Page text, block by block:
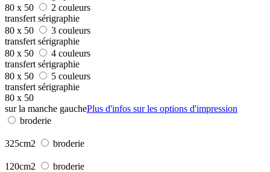
80 x 50
2 couleurs
transfert sérigraphie
80 x 50
3 couleurs
transfert sérigraphie
80 x 50
4 couleurs
transfert sérigraphie
80 x 50
5 couleurs
transfert sérigraphie
80 x 50
sur la manche gauchePlus d'infos sur les options d'impression
broderie
325cm2 broderie
120cm2 broderie